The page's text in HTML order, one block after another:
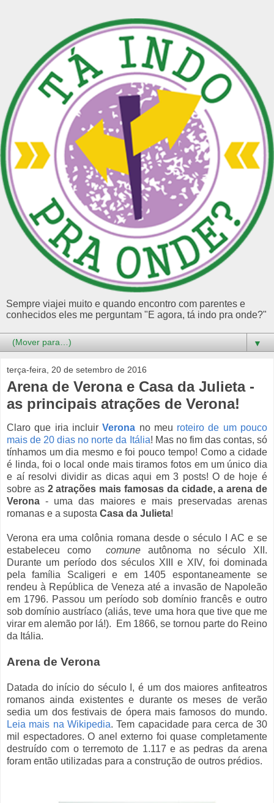
Sempre viajei muito e quando encontro com parentes e
conhecidos eles me perguntam "E agora, tá indo pra onde?"
▼
terça-feira, 20 de setembro de 2016
Arena de Verona e Casa da Julieta -
as principais atrações de Verona!
Claro que iria incluirVerona no meu roteiro de um pouco
mais de 20 dias no norte da Itália! Mas no fim das contas, só
tínhamos um dia mesmo e foi pouco tempo! Como a cidade
é linda, foi o local onde mais tiramos fotos em um único dia
e aí resolvi dividir as dicas aqui em 3 posts! O de hoje é
sobre as 2 atrações mais famosas da cidade, a arena de
Verona - uma das maiores e mais preservadas arenas
romanas e a suposta Casa da Julieta!
Verona era uma colônia romana desde o século I AC e se
estabeleceu como comune autônoma no século XII.
Durante um período dos séculos XIII e XIV, foi dominada
pela família Scaligeri e em 1405 espontaneamente se
rendeu à República de Veneza até a invasão de Napoleão
em 1796. Passou um período sob domínio francês e outro
sob domínio austríaco (aliás, teve uma hora que tive que me
virar em alemão por lá!). Em 1866, se tornou parte do Reino
da Itália.
Arena de Verona
Datada do início do século I, é um dos maiores anfiteatros
romanos ainda existentes e durante os meses de verão
sedia um dos festivais de ópera mais famosos do mundo.
Leia mais na Wikipedia. Tem capacidade para cerca de 30
mil espectadores. O anel externo foi quase completamente
destruído com o terremoto de 1.117 e as pedras da arena
foram então utilizadas para a construção de outros prédios.